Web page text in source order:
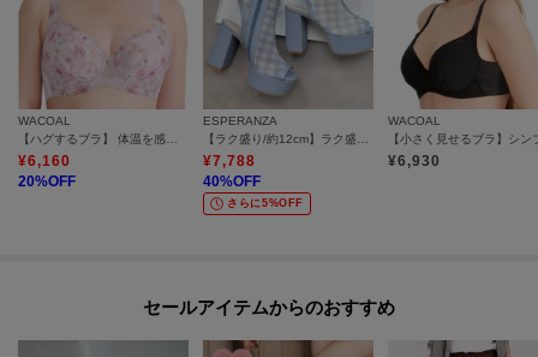
WACOAL
¥6,160
20%OFF
ESPERANZA
¥7,788
40%OFF
さらに5%OFF
WACOAL
¥6,930
セールアイテムからのおすすめ